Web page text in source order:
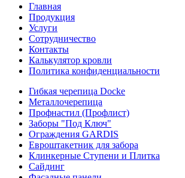
Главная
Продукция
Услуги
Сотрудничество
Контакты
Калькулятор кровли
Политика конфиденциальности
Гибкая черепица Docke
Металлочерепица
Профнастил (Профлист)
Заборы "Под Ключ"
Ограждения GARDIS
Евроштакетник для забора
Клинкерные Ступени и Плитка
Сайдинг